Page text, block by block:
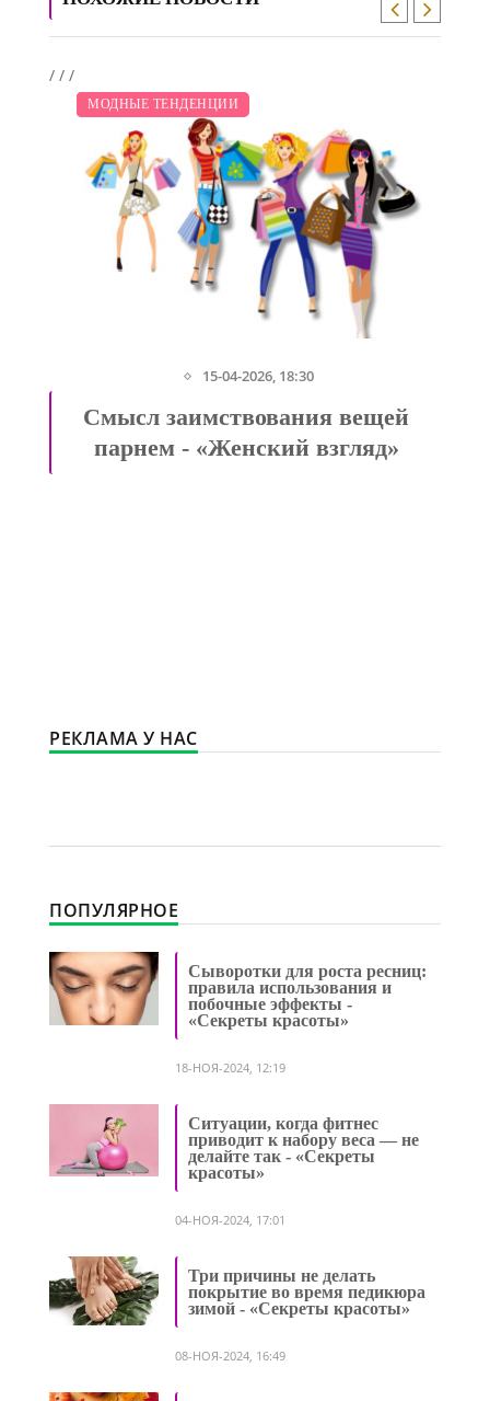
ПОКАЗЫ
/
ДИЕТА
/
ЗАКУПКИ ПО МОДЕ
/
МОДНЫЕ ТЕНДЕНЦИИ
15-04-2026, 18:30
Смысл заимствования вещей
парнем - «Женский взгляд»
РЕКЛАМА У НАС
ПОПУЛЯРНОЕ
Сыворотки для роста ресниц:
правила использования и
побочные эффекты -
«Секреты красоты»
18-НОЯ-2024, 12:19
Ситуации, когда фитнес
приводит к набору веса — не
делайте так - «Секреты
красоты»
04-НОЯ-2024, 17:01
Три причины не делать
покрытие во время педикюра
зимой - «Секреты красоты»
08-НОЯ-2024, 16:49